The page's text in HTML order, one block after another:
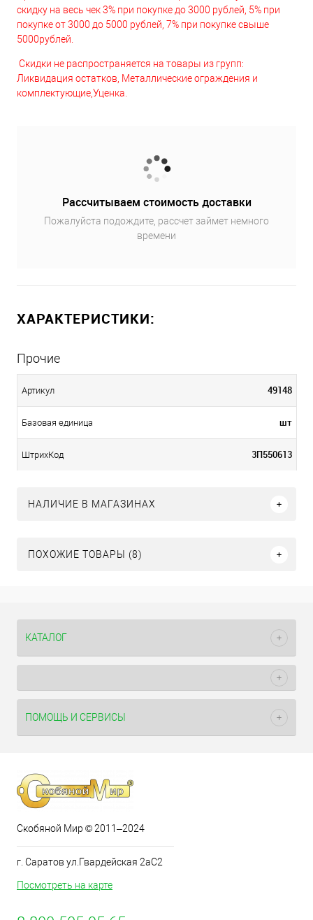
скидку на весь чек 3% при покупке до 3000 рублей, 5% при
покупке от 3000 до 5000 рублей, 7% при покупке свыше
5000рублей.
Скидки не распространяется на товары из групп:
Ликвидация остатков, Металлические ограждения и
комплектующие,Уценка.
Рассчитываем стоимость доставки
Пожалуйста подождите, рассчет займет немного
времени
ХАРАКТЕРИСТИКИ:
Прочие
Артикул 49148
Базовая единица шт
ШтрихКод 3П550613
НАЛИЧИЕ В МАГАЗИНАХ
ПОХОЖИЕ ТОВАРЫ (8)
КАТАЛОГ
ПОМОЩЬ И СЕРВИСЫ
Скобяной Мир © 2011–2024
г. Саратов ул.Гвардейская 2аС2
Посмотреть на карте